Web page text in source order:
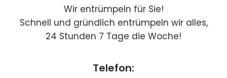
Wir entrümpeln für Sie!
Schnell und gründlich entrümpeln wir alles,
24 Stunden 7 Tage die Woche!
Telefon: